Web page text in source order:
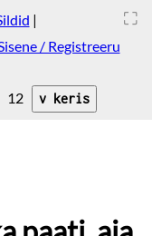
|
/ Registreeru
12